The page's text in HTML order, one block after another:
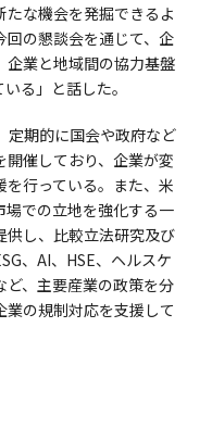
な機会を発掘できるよ
回の懇談会を通じて、企
企業と地域間の協力基盤
る」と話した。
定期的に国会や政府など
催しており、企業が変
行っている。また、米
での立地を強化する一
供し、比較立法研究及び
、AI、HSE、ヘルスケ
、主要産業の政策を分
の規制対応を支援して